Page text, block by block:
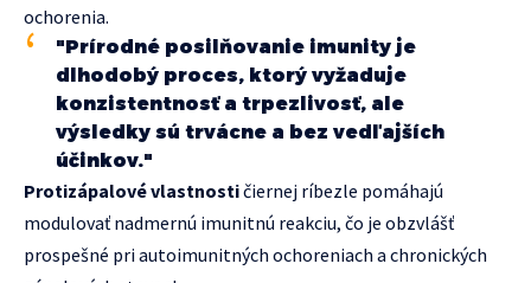
ochorenia.
"Prírodné posilňovanie imunity je
dlhodobý proces, ktorý vyžaduje
konzistentnosť a trpezlivosť, ale
výsledky sú trvácne a bez vedľajších
účinkov."
Protizápalové vlastnostičiernej ríbezle pomáhajú
modulovať nadmernú imunitnú reakciu, čo je obzvlášť
prospešné pri autoimunitných ochoreniach a chronických